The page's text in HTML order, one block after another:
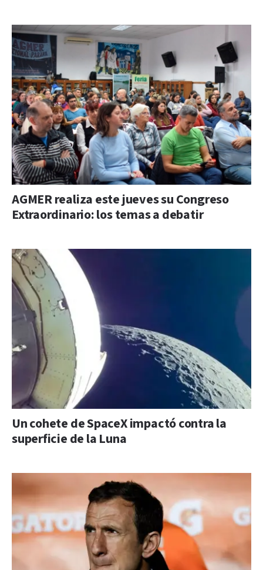
AGMER realiza este jueves su Congreso
Extraordinario: los temas a debatir
Un cohete de SpaceX impactó contra la
superficie de la Luna